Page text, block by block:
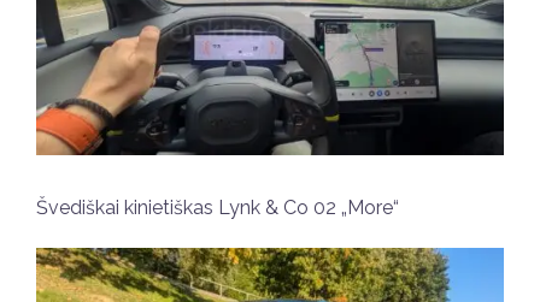
Švediškai kinietiškas Lynk & Co 02 „More“